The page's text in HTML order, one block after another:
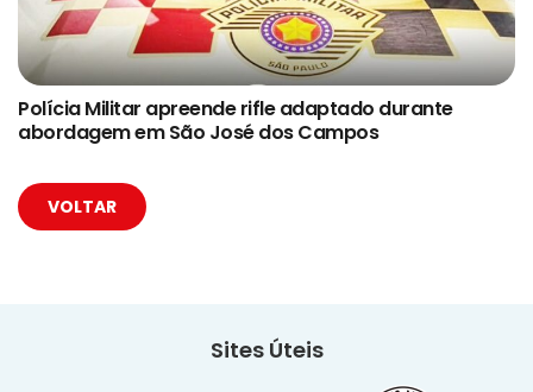
Polícia Militar apreende rifle adaptado durante
abordagem em São José dos Campos
VOLTAR
Sites Úteis